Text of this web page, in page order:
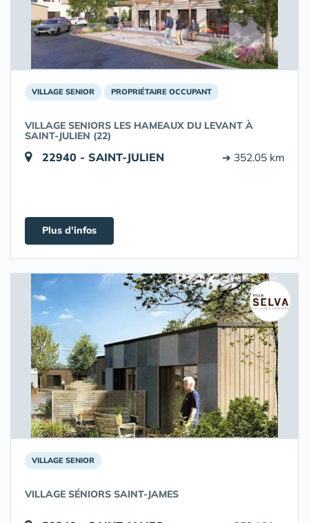
VILLAGE SENIOR PROPRIÉTAIRE OCCUPANT
VILLAGE SENIORS LES HAMEAUX DU LEVANT À
SAINT-JULIEN (22)
22940 - SAINT-JULIEN ➔ 352.05 km
Plus d'infos
VILLAGE SENIOR
VILLAGE SÉNIORS SAINT-JAMES